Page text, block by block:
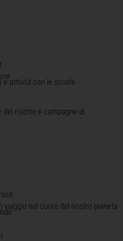
e attività con le scuole
del rischio e campagne di
viaggio nel cuore del nostro pianeta